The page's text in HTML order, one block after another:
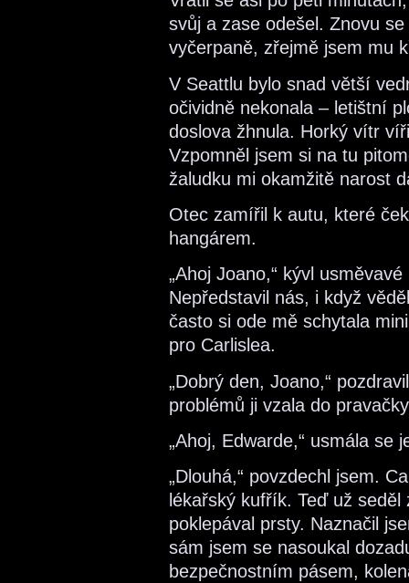
svůj a zase odešel. Znovu
vyčerpaně, zřejmě jsem mu
V Seattlu bylo snad větší
očividně nekonala – letištní
doslova žhnula. Horký vítr
Vzpomněl jsem si na tu
žaludku mi okamžitě narost
Otec zamířil k autu, které
hangárem.
„Ahoj Joano,“ kývl
Nepředstavil nás, i když
často si ode mě schytala
pro Carlislea.
„Dobrý den, Joano,“
problémů ji vzala do
„Ahoj, Edwarde,“ usmála se
„Dlouhá,“ povzdechl jsem.
lékařský kufřík. Teď už
poklepával prsty. Naznačil
sám jsem se nasoukal
bezpečnostním pásem,